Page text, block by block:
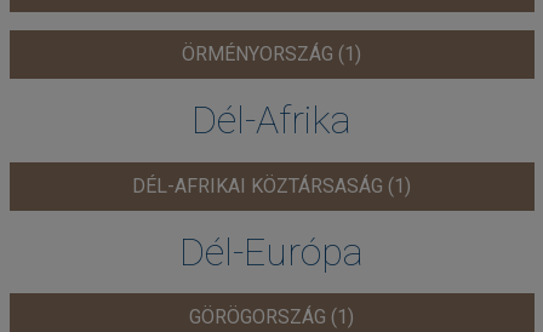
ÖRMÉNYORSZÁG (1)
Dél-Afrika
DÉL-AFRIKAI KÖZTÁRSASÁG (1)
Dél-Európa
GÖRÖGORSZÁG (1)